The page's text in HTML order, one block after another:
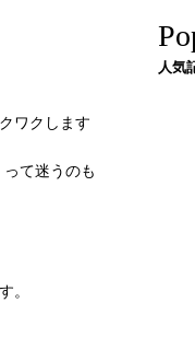
ワクします
て迷うのも
。
人気